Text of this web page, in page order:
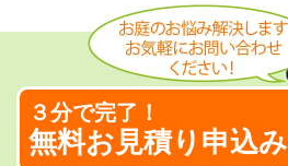
３分で完了！
無料お見積り申込み